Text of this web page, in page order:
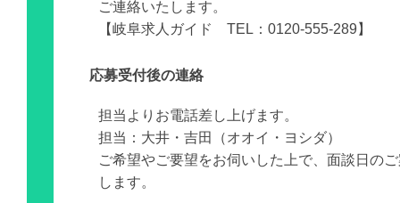
ご連絡いたします。
【岐阜求人ガイド TEL：0120-555-289】
応募受付後の連絡
担当よりお電話差し上げます。
担当：大井・吉田（オオイ・ヨシダ）
ご希望やご要望をお伺いした上で、面談日の
します。